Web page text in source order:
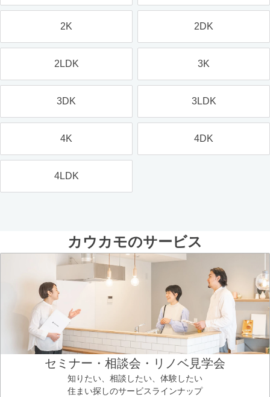
2K 2DK
2LDK 3K
3DK 3LDK
4K 4DK
4LDK
カウカモのサービス
セミナー・相談会・リノベ見学会
知りたい、相談したい、体験したい
住まい探しのサービスラインナップ